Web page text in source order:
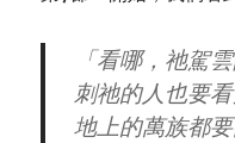
「看哪，祂駕
刺祂的人也要看
地上的萬族都